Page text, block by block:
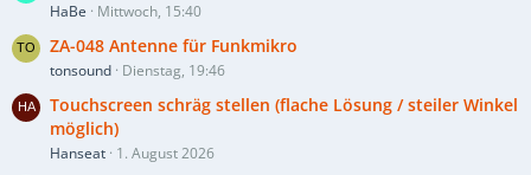
HaBe Mittwoch, 15:40
ZA-048 Antenne für Funkmikro
tonsound Dienstag, 19:46
Touchscreen schräg stellen (flache Lösung / steiler Winkel
möglich)
Hanseat 1. August 2026